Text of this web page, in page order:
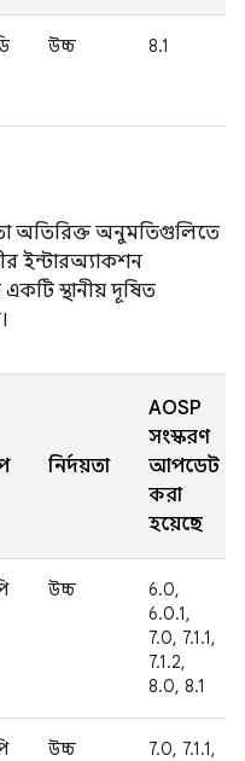
উচ্চ 8.1
অতিরিক্ত অনুমতিগুলিতে
ইন্টারঅ্যাকশন
স্থানীয় দূষিত
নির্দয়তা
AOSP
সংস্করণ
আপডেট
করা
হয়েছে
উচ্চ
6.0,
6.0.1,
7.0, 7.1.1,
7.1.2,
8.0, 8.1
উচ্চ
7.0, 7.1.1,